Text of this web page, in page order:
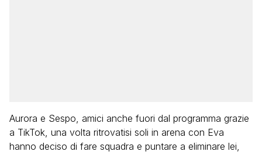
Aurora e Sespo, amici anche fuori dal programma grazie
a TikTok, una volta ritrovatisi soli in arena con Eva
hanno deciso di fare squadra e puntare a eliminare lei,